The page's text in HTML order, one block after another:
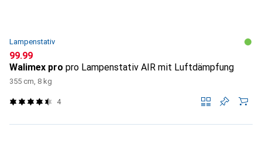
Lampenstativ
CHF
99.99
Walimex pro pro Lampenstativ AIR mit Luftdämpfung
355 cm, 8 kg
4